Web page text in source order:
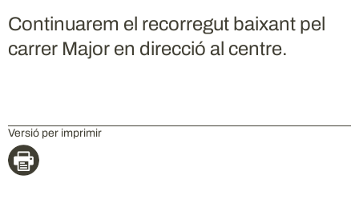
Continuarem el recorregut baixant pel
carrer Major en direcció al centre.
Versió per imprimir